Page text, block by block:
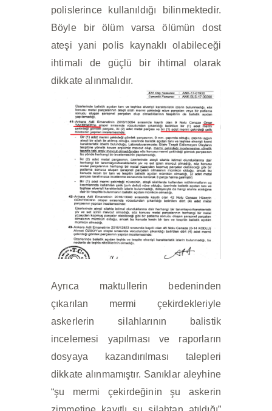
polislerince kullanıldığı bilinmektedir.
Böyle bir ölüm varsa ölümün dost
ateşi yani polis kaynaklı olabileceği
ihtimali de güçlü bir ihtimal olarak
dikkate alınmalıdır.
Ayrıca maktullerin bedeninden
çıkarılan mermi çekirdekleriyle
askerlerin silahlarının balistik
incelemesi yapılması ve raporların
dosyaya kazandırılması talepleri
dikkate alınmamıştır. Sanıklar aleyhine
“şu mermi çekirdeğinin şu askerin